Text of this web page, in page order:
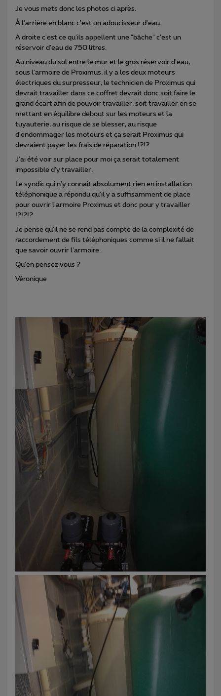
Je vous mets donc les photos ci après.
À l'arrière en blanc c'est un adoucisseur d'eau.
A droite c'est ce qu'ils appellent une "bâche" c'est un
réservoir d'eau de 750 litres.
Au niveau du sol entre le mur et le gros réservoir d'eau,
sous l'armoire de Proximus, il y a les deux moteurs
électriques du surpresseur, le technicien de Proximus qui
devrait travailler dans ce coffret devrait donc soit faire le
grand écart afin de pouvoir travailler, soit travailler en se
mettant en équilibre debout sur les moteurs et la
tuyauterie, au risque de se blesser, au risque
d'endommager les moteurs et ça serait Proximus qui
devraient payer les frais de réparation !?!?
J'ai été voir sur place pour moi ça serait totalement
impossible d'y travailler.
Le syndic qui n'y connait absolument rien en installation
téléphonique a répondu qu'il y a suffisamment de place
pour ouvrir l'armoire Proximus et donc pour y travailler
!?!?!?
Je pense qu'il ne se rend pas compte de la complexité de
raccordement de fils téléphoniques comme si il ne fallait
que savoir ouvrir l'armoire.
Qu'en pensez vous ?
Véronique